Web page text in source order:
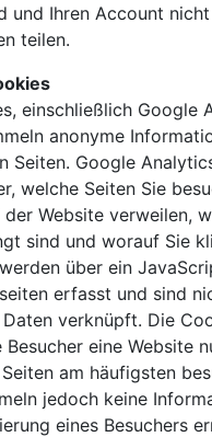
und Ihren Account
teilen.
einschließlich Google
anonyme
Seiten. Google
welche Seiten Sie
der Website verweilen,
sind und worauf Sie
über ein
erfasst und sind
verknüpft. Die
eine Website
am häufigsten
jedoch keine
eines Besuchers